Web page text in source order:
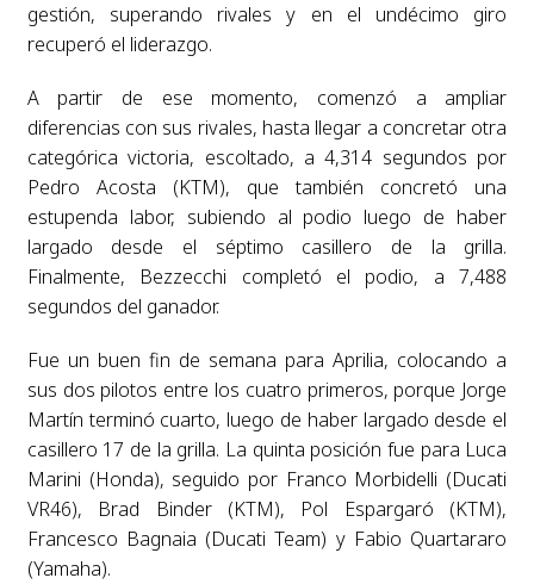
gestión, superando rivales y en el undécimo giro
recuperó el liderazgo.
A partir de ese momento, comenzó a ampliar
diferencias con sus rivales, hasta llegar a concretar otra
categórica victoria, escoltado, a 4,314 segundos por
Pedro Acosta (KTM), que también concretó una
estupenda labor, subiendo al podio luego de haber
largado desde el séptimo casillero de la grilla.
Finalmente, Bezzecchi completó el podio, a 7,488
segundos del ganador.
Fue un buen fin de semana para Aprilia, colocando a
sus dos pilotos entre los cuatro primeros, porque Jorge
Martín terminó cuarto, luego de haber largado desde el
casillero 17 de la grilla. La quinta posición fue para Luca
Marini (Honda), seguido por Franco Morbidelli (Ducati
VR46), Brad Binder (KTM), Pol Espargaró (KTM),
Francesco Bagnaia (Ducati Team) y Fabio Quartararo
(Yamaha).